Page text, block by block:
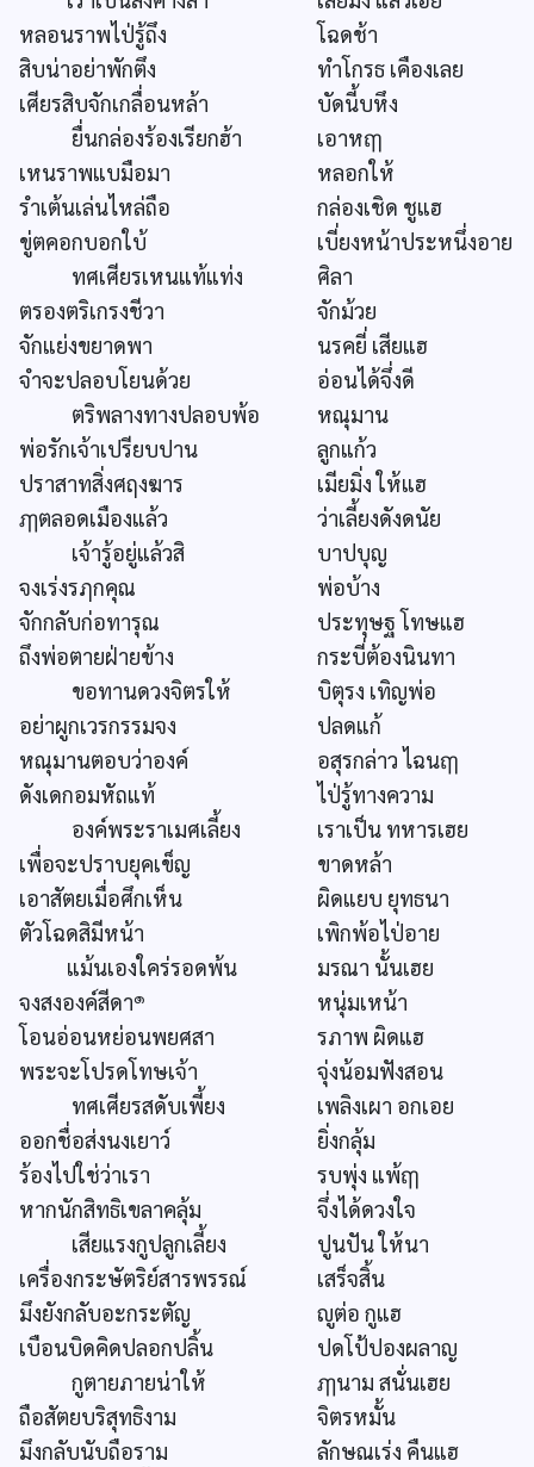
หลอนราพไป่รู้ถึง
โฉดช้า
สิบน่าอย่าพักตึง
ทำโกรธ เคืองเลย
เศียรสิบจักเกลื่อนหล้า
บัดนี้บหึง
ยื่นกล่องร้องเรียกฮ้า
เอาหฤๅ
เหนราพแบมือมา
หลอกให้
รำเต้นเล่นไหล่ถือ
กล่องเชิด ชูแฮ
ขู่ตคอกบอกใบ้
เบี่ยงหน้าประหนึ่งอาย
ทศเศียรเหนแท้แท่ง
ศิลา
ตรองตริเกรงชีวา
จักม้วย
จักแย่งขยาดพา
นรคยี่ เสียแฮ
จำจะปลอบโยนด้วย
อ่อนได้จึ่งดี
ตริพลางทางปลอบพ้อ
หณุมาน
พ่อรักเจ้าเปรียบปาน
ลูกแก้ว
ปราสาทสิ่งศฤงฆาร
เมียมิ่ง ให้แฮ
ฦๅตลอดเมืองแล้ว
ว่าเลี้ยงดังดนัย
เจ้ารู้อยู่แล้วสิ
บาปบุญ
จงเร่งรฦกคุณ
พ่อบ้าง
จักกลับก่อทารุณ
ประทุษฐ โทษแฮ
ถึงพ่อตายฝ่ายข้าง
กระบี่ต้องนินทา
ขอทานดวงจิตรให้
บิตุรง เทิญพ่อ
อย่าผูกเวรกรรมจง
ปลดแก้
หณุมานตอบว่าองค์
อสุรกล่าว ไฉนฤๅ
ดังเดกอมหัถแท้
ไป่รู้ทางความ
องค์พระราเมศเลี้ยง
เราเป็น ทหารเฮย
เพื่อจะปราบยุคเข็ญ
ขาดหล้า
เอาสัตยเมื่อศึกเห็น
ผิดแยบ ยุทธนา
ตัวโฉดสิมีหน้า
เพิกพ้อไป่อาย
แม้นเองใคร่รอดพ้น
มรณา นั้นเฮย
จงสงองค์สีดา๑
หนุ่มเหน้า
โอนอ่อนหย่อนพยศสา
รภาพ ผิดแฮ
พระจะโปรดโทษเจ้า
จุ่งน้อมฟังสอน
ทศเศียรสดับเพี้ยง
เพลิงเผา อกเอย
ออกชื่อส่งนงเยาว์
ยิ่งกลุ้ม
ร้องไปใช่ว่าเรา
รบพุ่ง แพ้ฤๅ
หากนักสิทธิเขลาคลุ้ม
จึ่งได้ดวงใจ
เสียแรงกูปลูกเลี้ยง
ปูนปัน ให้นา
เครื่องกระษัตริย์สารพรรณ์
เสร็จสิ้น
มึงยังกลับอะกระตัญ
ญูต่อ กูแฮ
เบือนบิดคิดปลอกปลิ้น
ปดโป้ปองผลาญ
กูตายภายน่าให้
ฦๅนาม สนั่นเฮย
ถือสัตยบริสุทธิงาม
จิตรหมั้น
มึงกลับนับถือราม
ลักษณเร่ง คืนแฮ